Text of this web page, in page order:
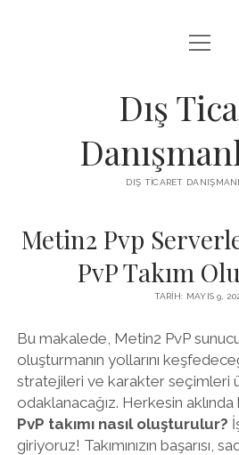
IGTV IZLENME ARTTIRMA
SAYFA LISTESI
THREADS TAKIPÇI
menüyü
aç
Dış
DIŞ TICARET
Metin2 Pvp
PvP Takım
TARIH: MAYIS 9,
Bu makalede, Metin2 PvP
oluşturmanın yollarını
stratejileri ve karakter seçimleri
odaklanacağız. Herkesin aklında
PvP takımı nasıl oluşturulur?
giriyoruz! Takımınızın başarısı,